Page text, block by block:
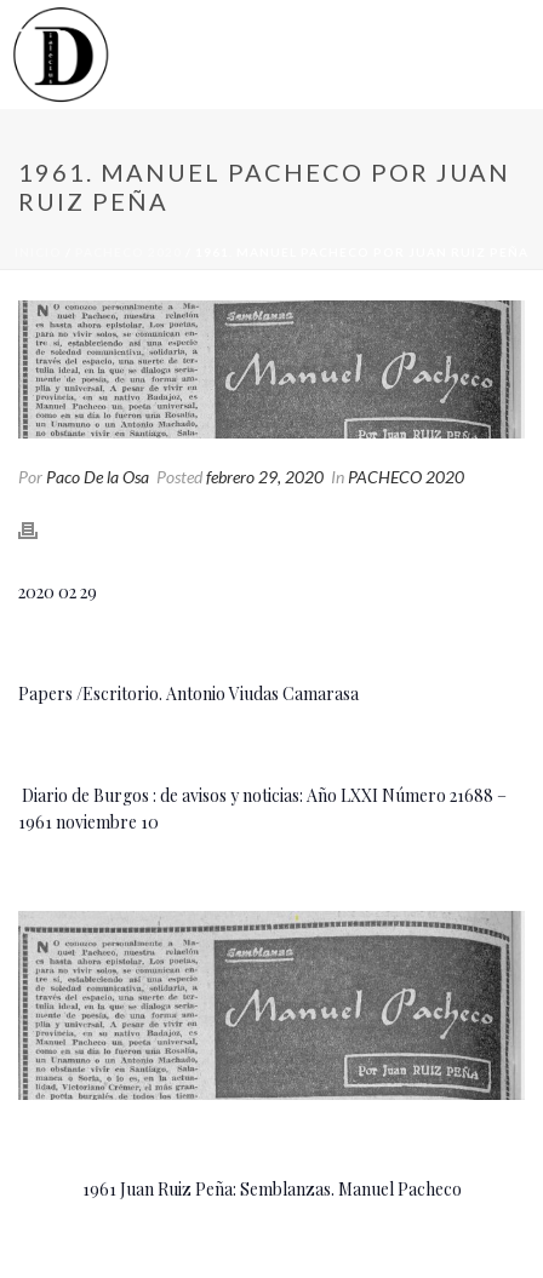
1961. MANUEL PACHECO POR JUAN
RUIZ PEÑA
Por Paco De la Osa Postedfebrero 29, 2020 In PACHECO 2020
2020 02 29
Papers /Escritorio. Antonio Viudas Camarasa
Diario de Burgos : de avisos y noticias: Año LXXI Número 21688 –
1961 noviembre 10
1961 Juan Ruiz Peña: Semblanzas. Manuel Pacheco